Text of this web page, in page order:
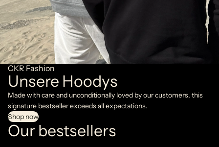
CKR Fashion
Unsere Hoodys
Made with care and unconditionally loved by our customers, this
signature bestseller exceeds all expectations.
Shop now
Our bestsellers